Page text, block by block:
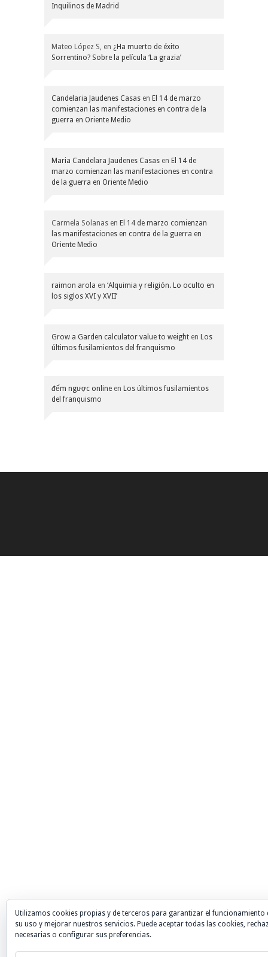
Inquilinos de Madrid
Mateo López S, en ¿Ha muerto de éxito
Sorrentino? Sobre la película ‘La grazia’
Candelaria Jaudenes Casas en El 14 de marzo
comienzan las manifestaciones en contra de la
guerra en Oriente Medio
Maria Candelara Jaudenes Casas en El 14 de
marzo comienzan las manifestaciones en contra
de la guerra en Oriente Medio
Carmela Solanas en El 14 de marzo comienzan
las manifestaciones en contra de la guerra en
Oriente Medio
raimon arola en ‘Alquimia y religión. Lo oculto en
los siglos XVI y XVII’
Grow a Garden calculator value to weight en Los
últimos fusilamientos del franquismo
đếm ngược online en Los últimos fusilamientos
del franquismo
Utilizamos cookies propias y de terceros para garantizar el funcionamiento
su uso y mejorar nuestros servicios. Puede aceptar todas las cookies,
necesarias o configurar sus preferencias.